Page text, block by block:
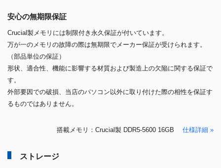
安心の無期限保証
Crucial製メモリには制限付き永久保証が付いています。
万が一のメモリの故障の際は無期限でメーカー保証が受けられます。
（部品単位の保証）
形状、適合性、機能に影響する材質および製造上の欠陥に関する保証で
す。
外部要因での破損、当店のパソコン以外に取り付けた際の相性を保証す
るものではありません。
搭載メモリ：Crucial製 DDR5-5600 16GB 仕様詳細 »
ストレージ